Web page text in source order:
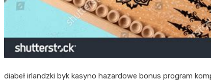
diabeł irlandzki byk kasyno hazardowe bonus program